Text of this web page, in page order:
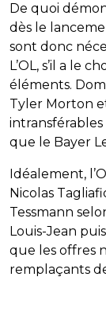
De quoi
dès le
sont donc
L’OL, s’il a le
éléments.
Tyler Morton
intransférables
que le Bayer
Idéalement,
Nicolas
Tessmann
Louis-Jean
que les offres
remplaçants